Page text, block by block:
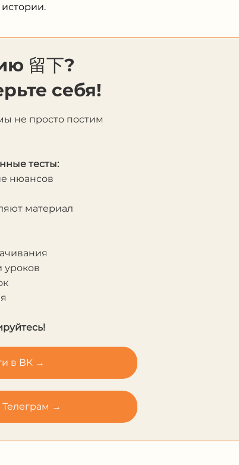
истории.
留下?
себя!
не просто постим
тесты:
нюансов
материал
в ВК →
→